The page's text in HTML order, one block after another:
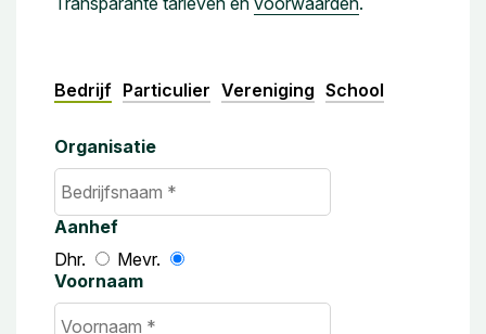
Bedrijf Particulier Vereniging School
Organisatie
Aanhef
Dhr.
Mevr.
Voornaam